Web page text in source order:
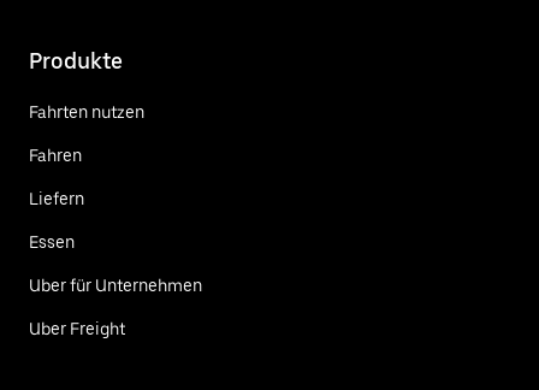
Produkte
Fahrten nutzen
Fahren
Liefern
Essen
Uber für Unternehmen
Uber Freight